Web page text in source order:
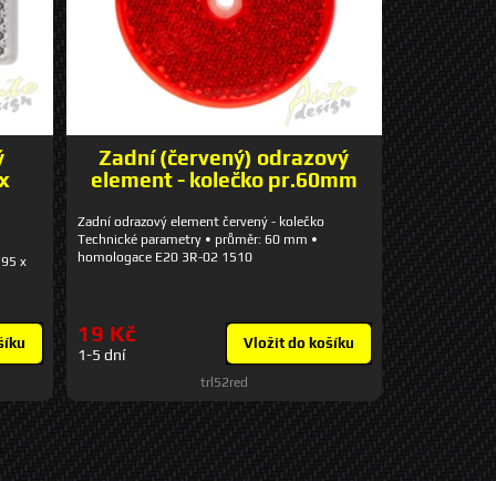
x
Zadní (červený) odrazový
element - kolečko pr.60mm
Zadní odrazový element červený - kolečko
Technické parametry • průměr: 60 mm •
homologace E20 3R-02 1510
19 Kč
1-5 dní
Vložit do košíku
trl52red